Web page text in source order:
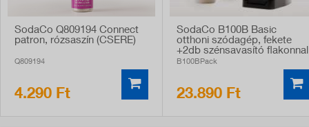
SodaCo Q809194 Connect
patron, rózsaszín (CSERE)
Q809194
4.290 Ft
SodaCo B100B Basic
otthoni szódagép, fekete
+2db szénsavasító flakonnal
B100BPack
23.890 Ft